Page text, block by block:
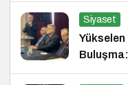
Siyaset
Yükselen
ve Hukuk